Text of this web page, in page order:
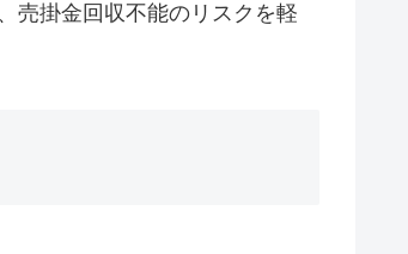
売掛金回収不能のリスクを軽